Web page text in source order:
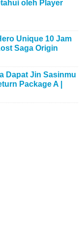
oleh Player
Unique 10 Jam
Saga Origin
Dapat Jin Sasinmu
Package A |